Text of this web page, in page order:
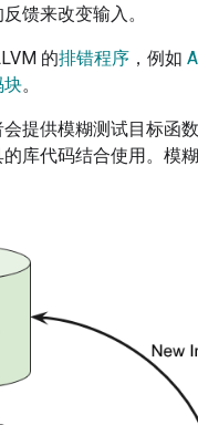
馈来改变输入。
的排错程序 ，例如
块。
提供模糊测试目标函
库代码结合使用。模